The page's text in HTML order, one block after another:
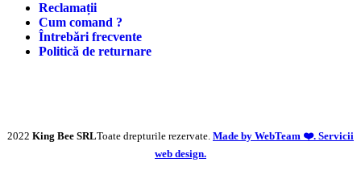
Reclamații
Cum comand ?
Întrebări frecvente
Politică de returnare
2022 King Bee SRLToate drepturile rezervate. Made by WebTeam ❤️. Servicii
web design.